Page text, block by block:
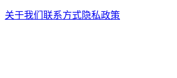
关于我们联系方式隐私政策